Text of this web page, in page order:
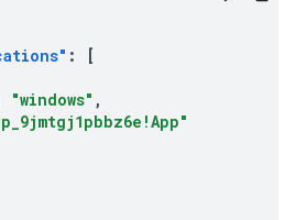
:
[
"windows" ,